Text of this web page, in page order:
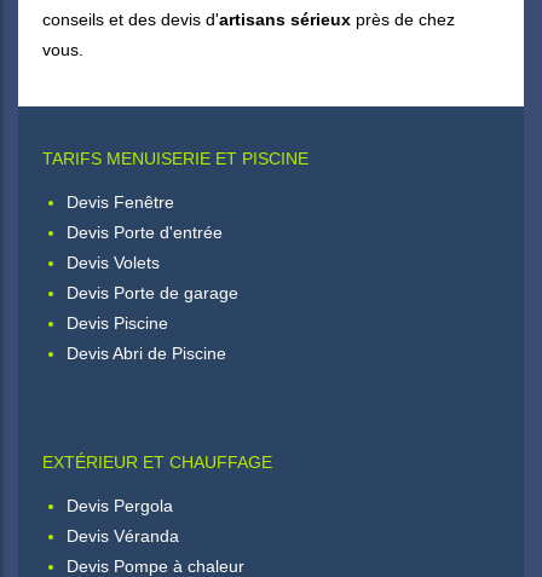
conseils et des devis d'artisans sérieux près de chez
vous.
TARIFS MENUISERIE ET PISCINE
Devis Fenêtre
Devis Porte d'entrée
Devis Volets
Devis Porte de garage
Devis Piscine
Devis Abri de Piscine
EXTÉRIEUR ET CHAUFFAGE
Devis Pergola
Devis Véranda
Devis Pompe à chaleur